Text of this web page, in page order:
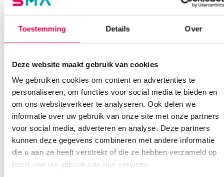
Toestemming Details Over
Deze website maakt gebruik van cookies
We gebruiken cookies om content en advertenties te
personaliseren, om functies voor social media te bieden en
om ons websiteverkeer te analyseren. Ook delen we
informatie over uw gebruik van onze site met onze partners
voor social media, adverteren en analyse. Deze partners
kunnen deze gegevens combineren met andere informatie
die u aan ze heeft verstrekt of die ze hebben verzameld op
basis van uw gebruik van hun services.
Anca helpt je!
Vind je antwoord snel en makkelijk op onze klantenservice pagina.
Bel Anca E-mail Anca Contactformulier